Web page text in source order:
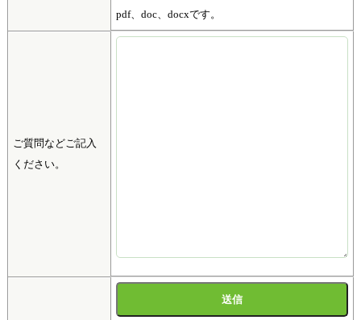
pdf、doc、docxです。
ご質問などご記入
ください。